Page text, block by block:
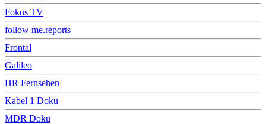
Fokus TV
follow me.reports
Frontal
Galileo
HR Fernsehen
Kabel 1 Doku
MDR Doku